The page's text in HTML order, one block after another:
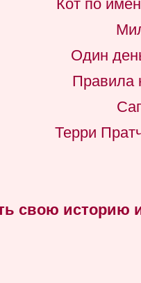
Кот по
Один
Правила
Терри
свою историю